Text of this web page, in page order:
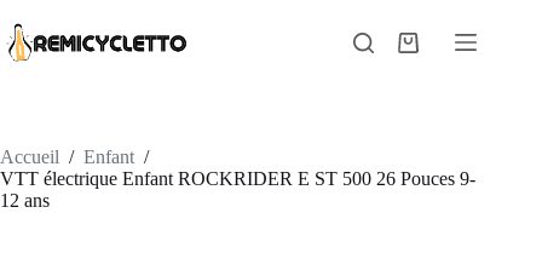
au
contenu
Panier
Accueil / Enfant /
VTT électrique Enfant ROCKRIDER E ST 500 26 Pouces 9-
12 ans